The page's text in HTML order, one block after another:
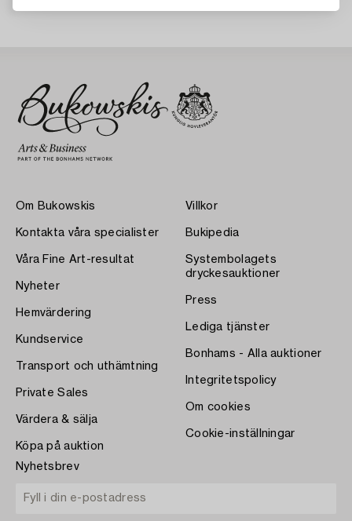
Om Bukowskis
Kontakta våra specialister
Våra Fine Art-resultat
Nyheter
Hemvärdering
Kundservice
Transport och uthämtning
Private Sales
Värdera & sälja
Köpa på auktion
Villkor
Bukipedia
Systembolagets
dryckesauktioner
Press
Lediga tjänster
Bonhams - Alla auktioner
Integritetspolicy
Om cookies
Cookie-inställningar
Nyhetsbrev